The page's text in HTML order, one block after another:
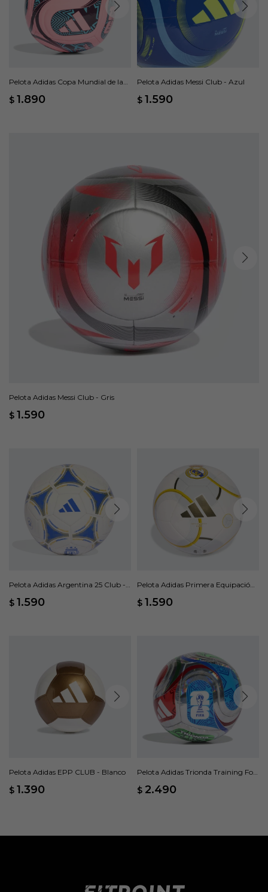
Pelota Adidas Copa Mundial de la
$ 1.890
Pelota Adidas Messi Club - Azul
$ 1.590
Pelota Adidas Messi Club - Gris
$ 1.590
Pelota Adidas Argentina 25 Club -
$ 1.590
Pelota Adidas Primera Equipación
$ 1.590
Pelota Adidas EPP CLUB - Blanco
$ 1.390
Pelota Adidas Trionda Training Foil
$ 2.490